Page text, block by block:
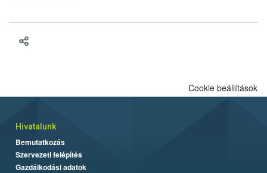
Cookie beállítások
Hivatalunk
Bemutatkozás
Szervezeti felépítés
Gazdálkodási adatok